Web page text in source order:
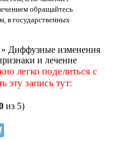
обращайтесь
в государственных
» Диффузные изменения
и лечение
легко поделиться с
эту запись тут:
из 5)